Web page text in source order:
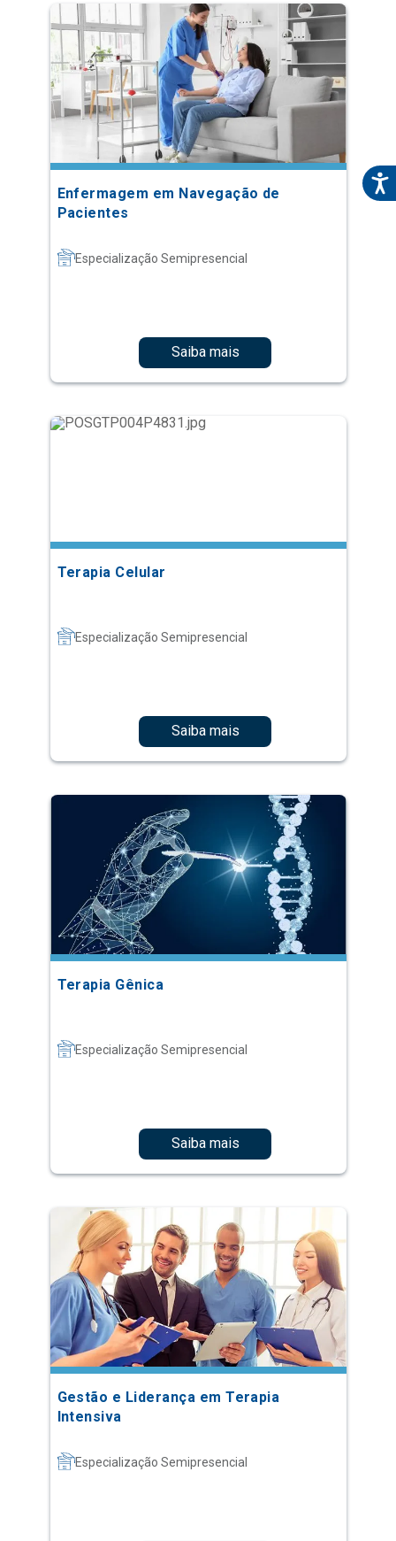
Enfermagem em Navegação de
Pacientes
Especialização Semipresencial
Saiba mais
Terapia Celular
Especialização Semipresencial
Saiba mais
Terapia Gênica
Especialização Semipresencial
Saiba mais
Gestão e Liderança em Terapia
Intensiva
Especialização Semipresencial